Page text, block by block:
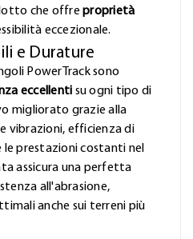
che offreproprietà
eccezionale.
e Durature
PowerTrack sono
eccellenti su ogni tipo di
migliorato grazie alla
vibrazioni, efficienza di
prestazioni costanti nel
assicura una perfetta
all'abrasione,
anche sui terreni più